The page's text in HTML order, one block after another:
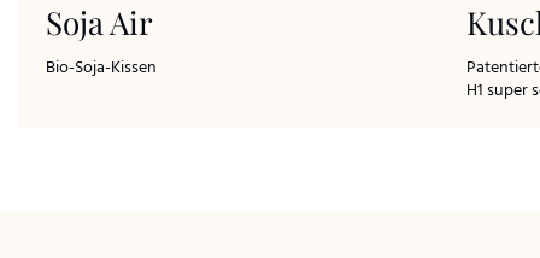
Soja Air
Bio-Soja-Kissen
H1 super